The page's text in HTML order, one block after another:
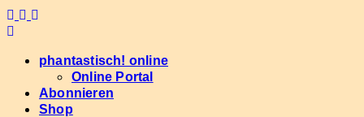
Skip
to
phantastisch! online
Online Portal
Abonnieren
Shop